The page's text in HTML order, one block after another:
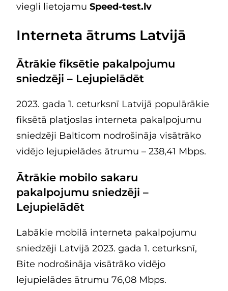
viegli lietojamu Speed-test.lv
Interneta ātrums Latvijā
Ātrākie fiksētie pakalpojumu
sniedzēji – Lejupielādēt
2023. gada 1. ceturksnī Latvijā populārākie
fiksētā platjoslas interneta pakalpojumu
sniedzēji Balticom nodrošināja visātrāko
vidējo lejupielādes ātrumu – 238,41 Mbps.
Ātrākie mobilo sakaru
pakalpojumu sniedzēji –
Lejupielādēt
Labākie mobilā interneta pakalpojumu
sniedzēji Latvijā 2023. gada 1. ceturksnī,
Bite nodrošināja visātrāko vidējo
lejupielādes ātrumu 76,08 Mbps.